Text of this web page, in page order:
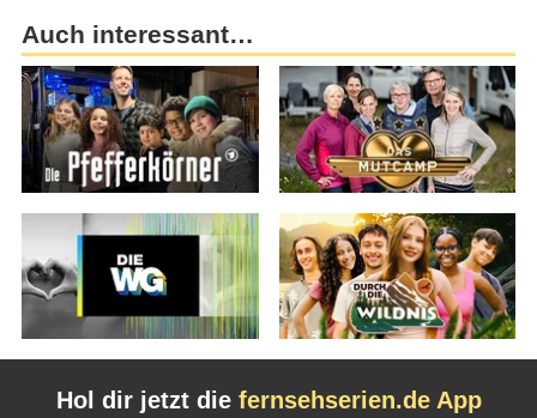
Auch interessant…
Hol dir jetzt die fernsehserien.de App